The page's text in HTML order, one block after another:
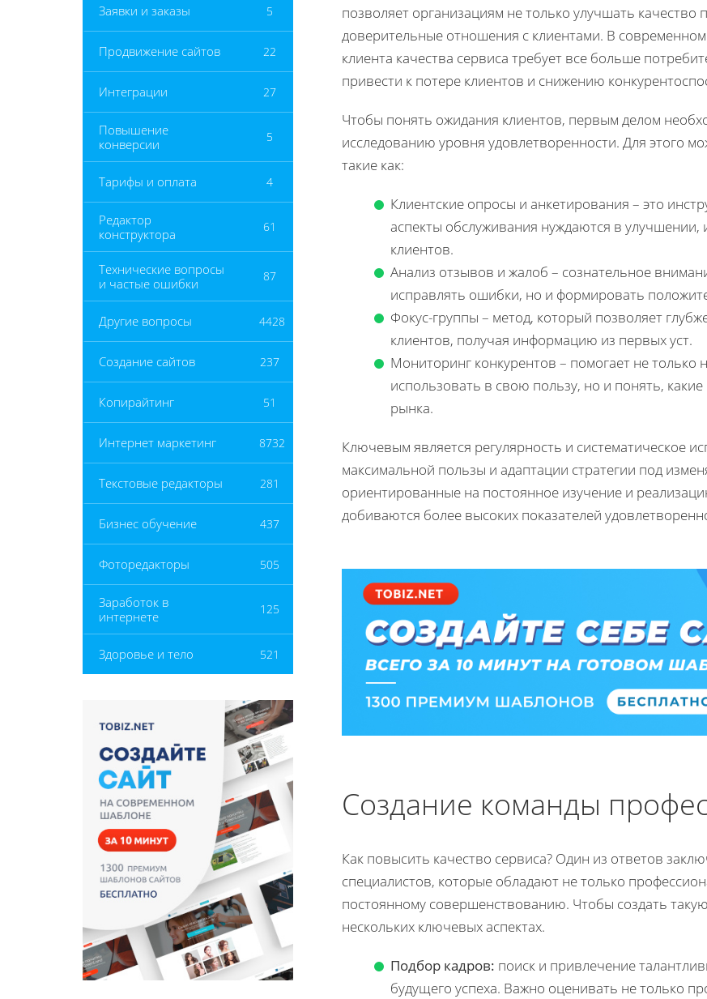
Заявки и заказы 5
Продвижение сайтов 22
Интеграции 27
Повышение
конверсии
5
Тарифы и оплата 4
Редактор
конструктора
61
Технические вопросы
и частые ошибки
87
Другие вопросы 4428
Создание сайтов 237
Копирайтинг 51
Интернет маркетинг 8732
Текстовые редакторы 281
Бизнес обучение 437
Фоторедакторы 505
Заработок в
интернете
125
Здоровье и тело 521
позволяет организациям не только улучшать качество
доверительные отношения с клиентами. В
клиента качества сервиса требует все больше
привести к потере клиентов и снижению
Чтобы понять ожидания клиентов, первым делом
исследованию уровня удовлетворенности. Для этого
такие как:
Клиентские опросы и анкетирования – это
аспекты обслуживания нуждаются в
клиентов.
Анализ отзывов и жалоб – сознательное
исправлять ошибки, но и формировать
Фокус-группы – метод, который позволяет
клиентов, получая информацию из первых уст.
Мониторинг конкурентов – помогает не
использовать в свою пользу, но и понять,
рынка.
Ключевым является регулярность и систематическое
максимальной пользы и адаптации стратегии под
ориентированные на постоянное изучение и
добиваются более высоких показателей
Создание команды
Как повысить качество сервиса? Один из ответов
специалистов, которые обладают не только
постоянному совершенствованию. Чтобы создать
нескольких ключевых аспектах.
Подбор кадров: поиск и привлечение
будущего успеха. Важно оценивать не только